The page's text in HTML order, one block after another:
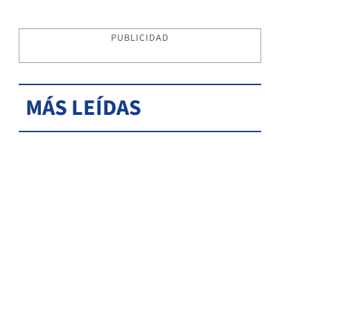
PUBLICIDAD
MÁS LEÍDAS